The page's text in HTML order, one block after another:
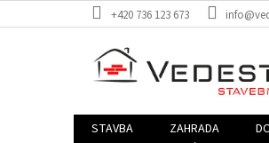
na
+420 736 123 673
STAVBA ZAHRADA